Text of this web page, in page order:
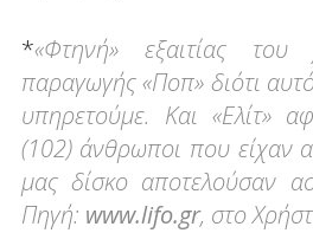
*«Φτηνή» εξαιτίας του
παραγωγής «Ποπ» διότι
υπηρετούμε. Και «Ελίτ»
(102) άνθρωποι που είχαν
μας δίσκο αποτελούσαν
Πηγή: www.lifo.gr, στο